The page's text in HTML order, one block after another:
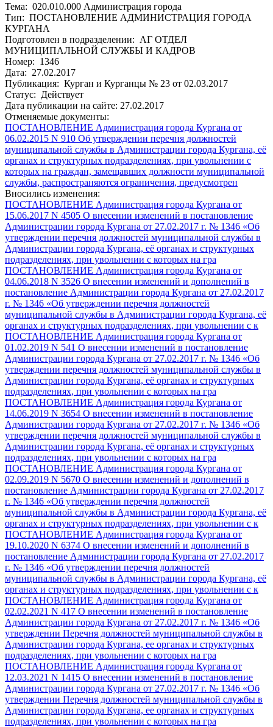
Тема: 020.010.000 Администрация города
Тип: ПОСТАНОВЛЕНИЕ АДМИНИСТРАЦИЯ ГОРОДА
КУРГАНА
Подготовлен в подразделении: АГ ОТДЕЛ
МУНИЦИПАЛЬНОЙ СЛУЖБЫ И КАДРОВ
Номер: 1346
Дата: 27.02.2017
Публикация: Курган и Курганцы № 23 от 02.03.2017
Статус: Действует
Дата публикации на сайте: 27.02.2017
Отменяемые документы:
ПОСТАНОВЛЕНИЕ Администрация города Кургана от
06.02.2015 N 910 Об утверждении перечня должностей
муниципальной службы в Администрации города Кургана, её
органах и структурных подразделениях, при увольнении с
которых на граждан, замещавших должности муниципальной
службы, распространяются ограничения, предусмотрен
Вносились изменения:
ПОСТАНОВЛЕНИЕ Администрация города Кургана от
15.06.2017 N 4505 О внесении изменений в постановление
Администрации города Кургана от 27.02.2017 г. № 1346 «Об
утверждении перечня должностей муниципальной службы в
Администрации города Кургана, её органах и структурных
подразделениях, при увольнении с которых на гра
ПОСТАНОВЛЕНИЕ Администрация города Кургана от
04.06.2018 N 3526 О внесении изменений и дополнений в
постановление Администрации города Кургана от 27.02.2017
г. № 1346 «Об утверждении перечня должностей
муниципальной службы в Администрации города Кургана, её
органах и структурных подразделениях, при увольнении с к
ПОСТАНОВЛЕНИЕ Администрация города Кургана от
01.02.2019 N 541 О внесении изменений в постановление
Администрации города Кургана от 27.02.2017 г. № 1346 «Об
утверждении перечня должностей муниципальной службы в
Администрации города Кургана, её органах и структурных
подразделениях, при увольнении с которых на гра
ПОСТАНОВЛЕНИЕ Администрация города Кургана от
14.06.2019 N 3654 О внесении изменений в постановление
Администрации города Кургана от 27.02.2017 г. № 1346 «Об
утверждении перечня должностей муниципальной службы в
Администрации города Кургана, её органах и структурных
подразделениях, при увольнении с которых на гра
ПОСТАНОВЛЕНИЕ Администрация города Кургана от
02.09.2019 N 5670 О внесении изменений и дополнений в
постановление Администрации города Кургана от 27.02.2017
г. № 1346 «Об утверждении перечня должностей
муниципальной службы в Администрации города Кургана, её
органах и структурных подразделениях, при увольнении с к
ПОСТАНОВЛЕНИЕ Администрация города Кургана от
19.10.2020 N 6374 О внесении изменений и дополнений в
постановление Администрации города Кургана от 27.02.2017
г. № 1346 «Об утверждении перечня должностей
муниципальной службы в Администрации города Кургана, её
органах и структурных подразделениях, при увольнении с к
ПОСТАНОВЛЕНИЕ Администрация города Кургана от
02.02.2021 N 417 О внесении изменений в постановление
Администрации города Кургана от 27.02.2017 г. № 1346 «Об
утверждении Перечня должностей муниципальной службы в
Администрации города Кургана, ее органах и структурных
подразделениях, при увольнении с которых на гра
ПОСТАНОВЛЕНИЕ Администрация города Кургана от
12.03.2021 N 1415 О внесении изменений в постановление
Администрации города Кургана от 27.02.2017 г. № 1346 «Об
утверждении Перечня должностей муниципальной службы в
Администрации города Кургана, ее органах и структурных
подразделениях, при увольнении с которых на гра